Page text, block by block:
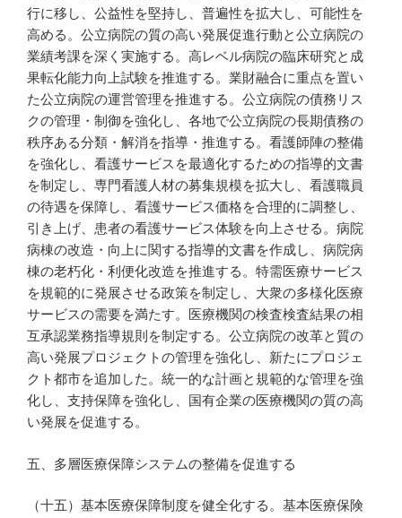
行に移し、公益性を堅持し、普遍性を拡大し、可能性を
高める。公立病院の質の高い発展促進行動と公立病院の
業績考課を深く実施する。高レベル病院の臨床研究と成
果転化能力向上試験を推進する。業財融合に重点を置い
た公立病院の運営管理を推進する。公立病院の債務リス
クの管理・制御を強化し、各地で公立病院の長期債務の
秩序ある分類・解消を指導・推進する。看護師陣の整備
を強化し、看護サービスを最適化するための指導的文書
を制定し、専門看護人材の募集規模を拡大し、看護職員
の待遇を保障し、看護サービス価格を合理的に調整し、
引き上げ、患者の看護サービス体験を向上させる。病院
病棟の改造・向上に関する指導的文書を作成し、病院病
棟の老朽化・利便化改造を推進する。特需医療サービス
を規範的に発展させる政策を制定し、大衆の多様化医療
サービスの需要を満たす。医療機関の検査検査結果の相
互承認業務指導規則を制定する。公立病院の改革と質の
高い発展プロジェクトの管理を強化し、新たにプロジェ
クト都市を追加した。統一的な計画と規範的な管理を強
化し、支持保障を強化し、国有企業の医療機関の質の高
い発展を促進する。
五、多層医療保障システムの整備を促進する
（十五）基本医療保障制度を健全化する。基本医療保険